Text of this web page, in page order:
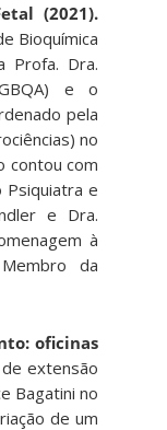
(2021).
Bioquímica
Profa. Dra.
e o
pela
no
contou com
Psiquiatra e
e Dra.
à
da
oficinas
extensão
Bagatini no
de um